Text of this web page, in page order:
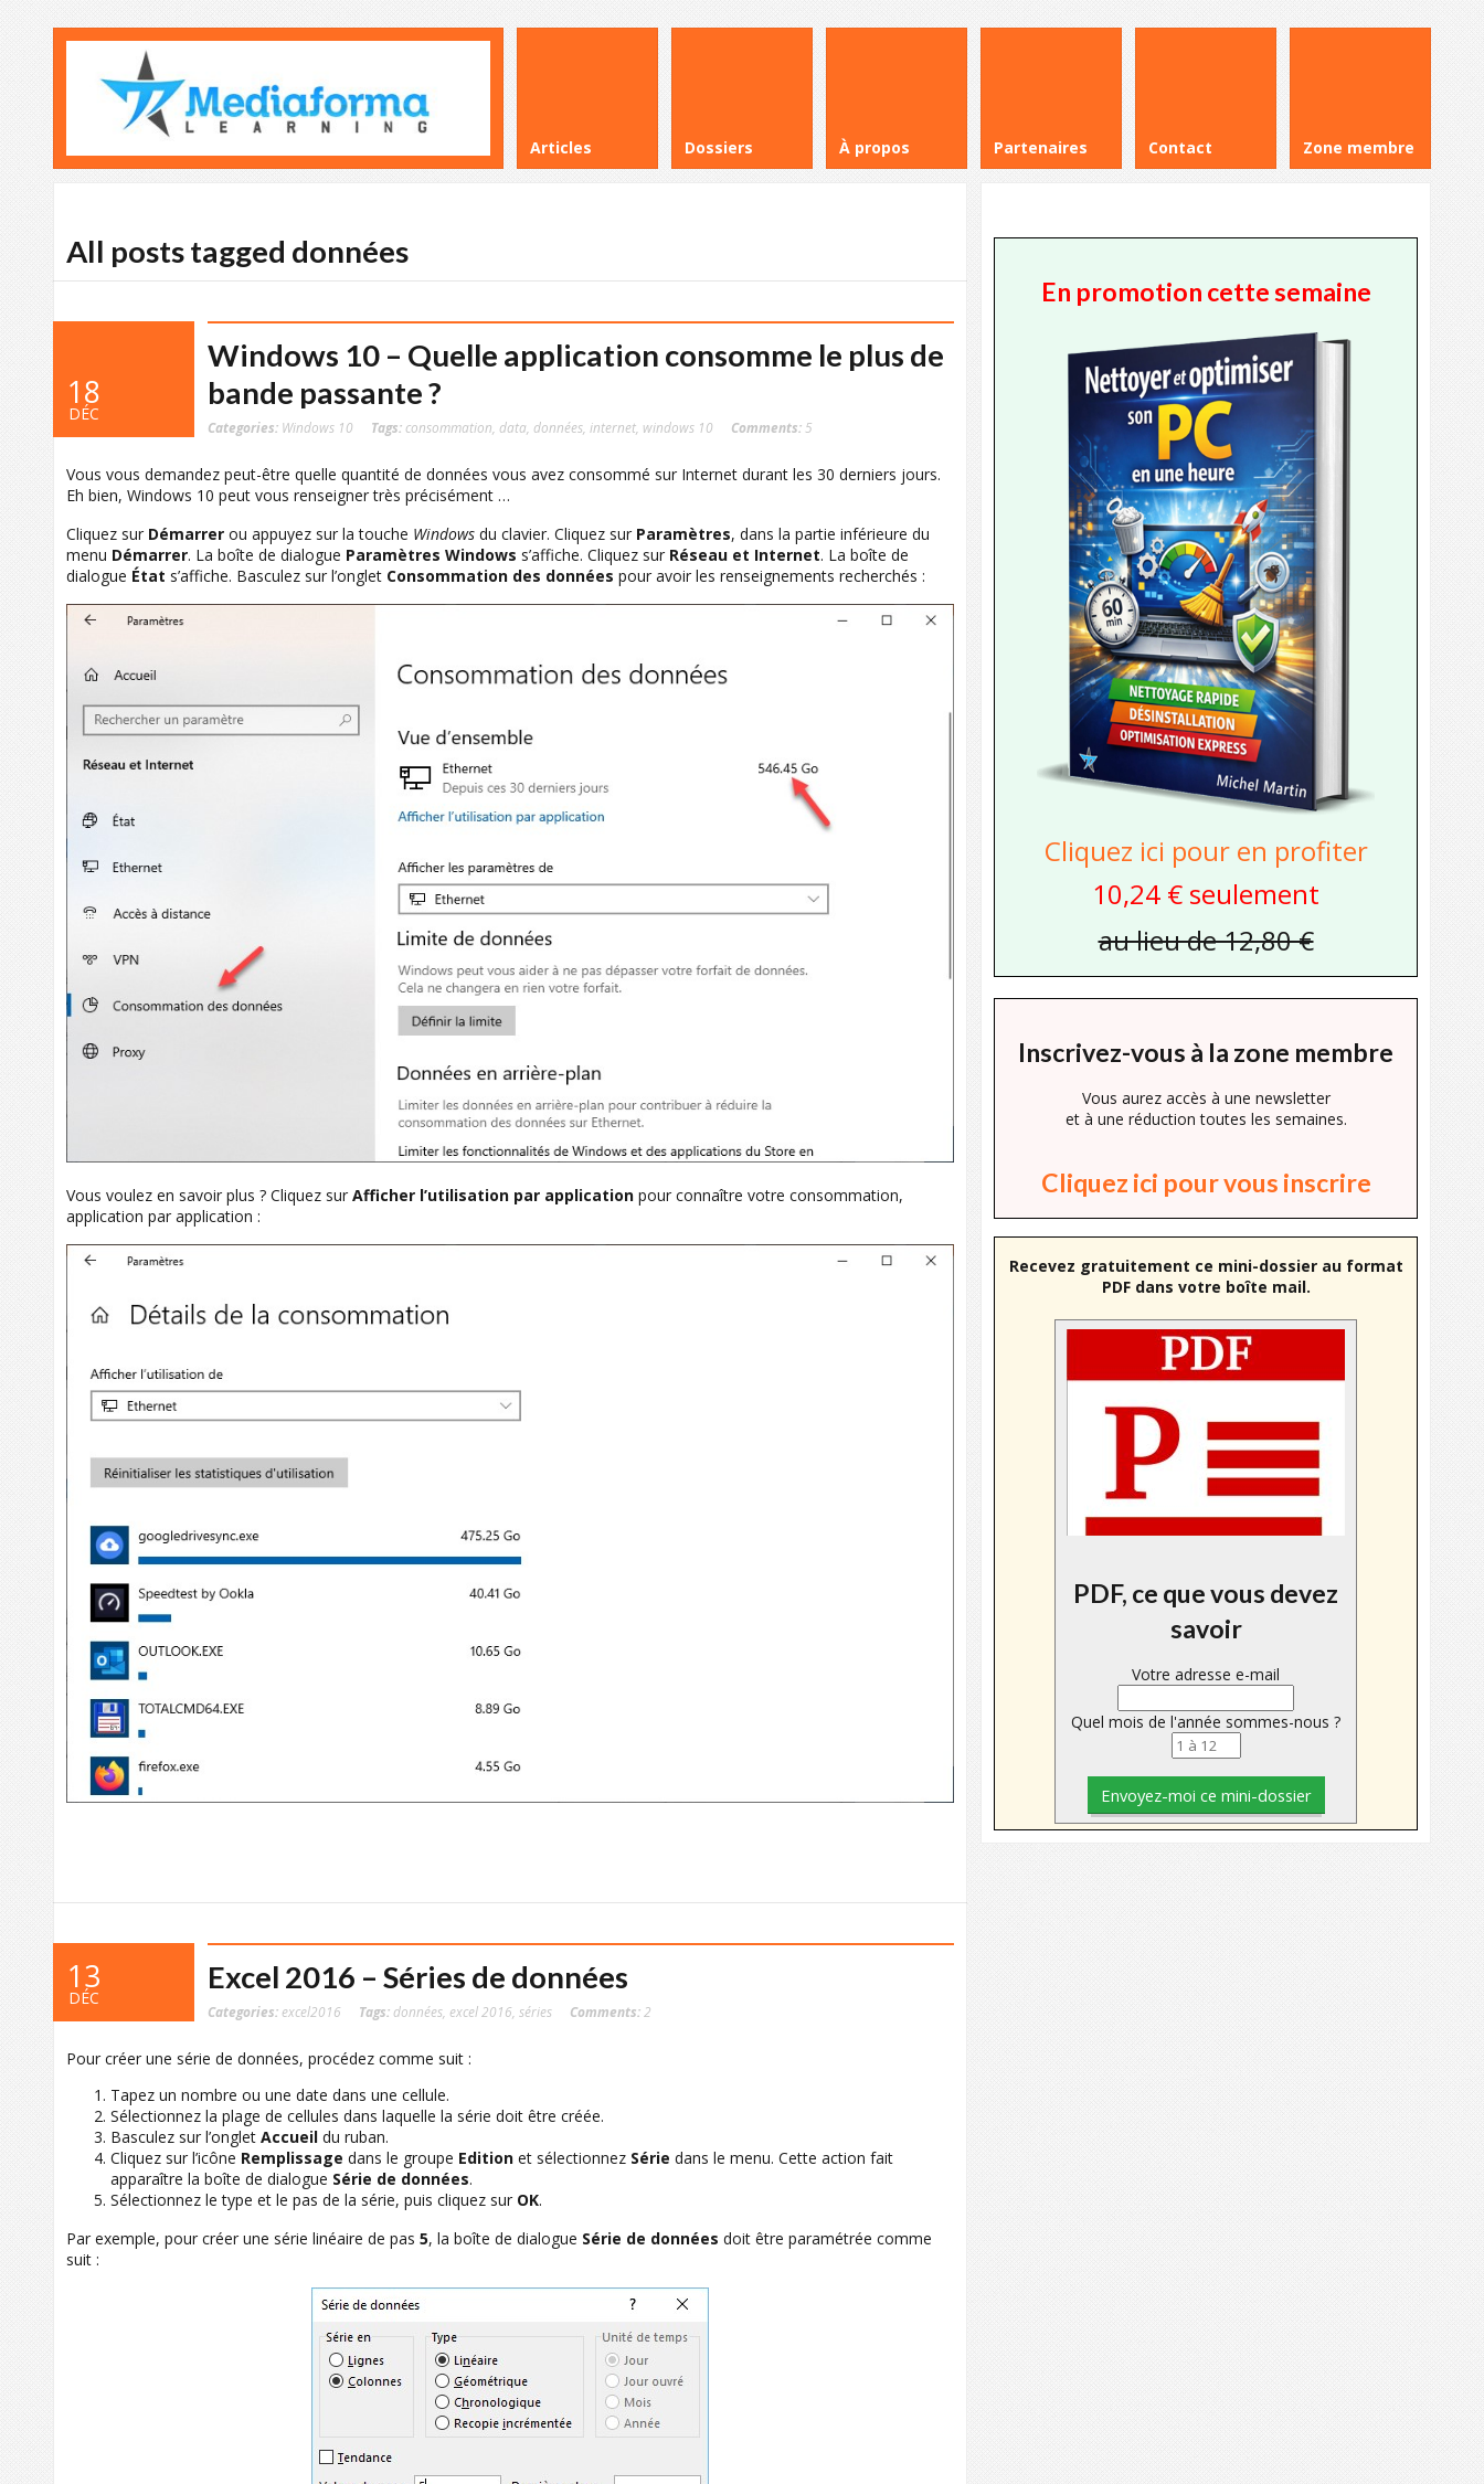
Articles Dossiers À propos Partenaires Contact Zone membre
All posts tagged données
18
DÉC
Windows 10 – Quelle application consomme le plus de
bande passante ?
Categories: Windows 10 Tags: consommation data données internet windows 10 Comments: 5
Vous vous demandez peut-être quelle quantité de données vous avez consommé sur Internet durant les 30 derniers jours.
Eh bien, Windows 10 peut vous renseigner très précisément …
Cliquez sur Démarrer ou appuyez sur la touche Windows du clavier. Cliquez sur Paramètres, dans la partie inférieure du
menu Démarrer. La boîte de dialogue Paramètres Windows s’affiche. Cliquez sur Réseau et Internet. La boîte de
dialogue État s’affiche. Basculez sur l’onglet Consommation des données pour avoir les renseignements recherchés :
Vous voulez en savoir plus ? Cliquez sur Afficher l’utilisation par application pour connaître votre consommation,
application par application :
13
DÉC
Excel 2016 – Séries de données
Categories: excel2016 Tags: données excel 2016 séries Comments: 2
Pour créer une série de données, procédez comme suit :
Tapez un nombre ou une date dans une cellule.
Sélectionnez la plage de cellules dans laquelle la série doit être créée.
Basculez sur l’onglet Accueil du ruban.
Cliquez sur l’icône Remplissage dans le groupe Edition et sélectionnez Série dans le menu. Cette action fait
apparaître la boîte de dialogue Série de données.
Sélectionnez le type et le pas de la série, puis cliquez sur OK.
Par exemple, pour créer une série linéaire de pas 5, la boîte de dialogue Série de données doit être paramétrée comme
suit :
En promotion cette semaine
Cliquez ici pour en profiter
10,24 € seulement
au lieu de 12,80 €
Inscrivez-vous à la zone membre
Vous aurez accès à une newsletter
et à une réduction toutes les semaines.
Cliquez ici pour vous inscrire
Recevez gratuitement ce mini-dossier au format
PDF dans votre boîte mail.
PDF, ce que vous devez
savoir
Votre adresse e-mail
Quel mois de l'année sommes-nous ?